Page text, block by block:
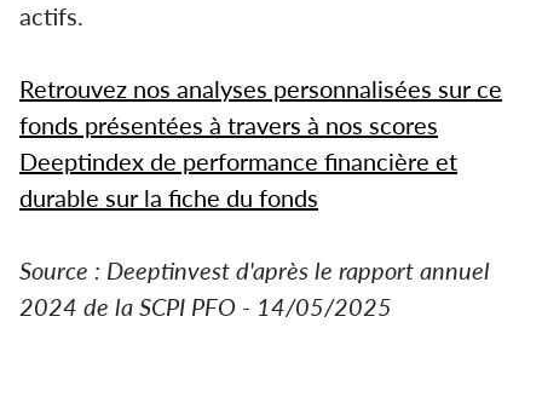
actifs.
Retrouvez nos analyses personnalisées sur ce
fonds présentées à travers à nos scores
Deeptindex de performance financière et
durable sur la fiche du fonds
Source : Deeptinvest d'après le rapport annuel
2024 de la SCPI PFO - 14/05/2025